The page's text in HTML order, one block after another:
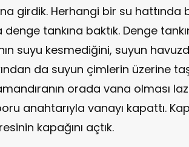
girdik. Herhangi bir su
tankına baktık. Denge
suyu kesmediğini, suyun
da suyun çimlerin üzerine
orada vana olması
anahtarıyla vanayı kapattı.
kapağını açtık.